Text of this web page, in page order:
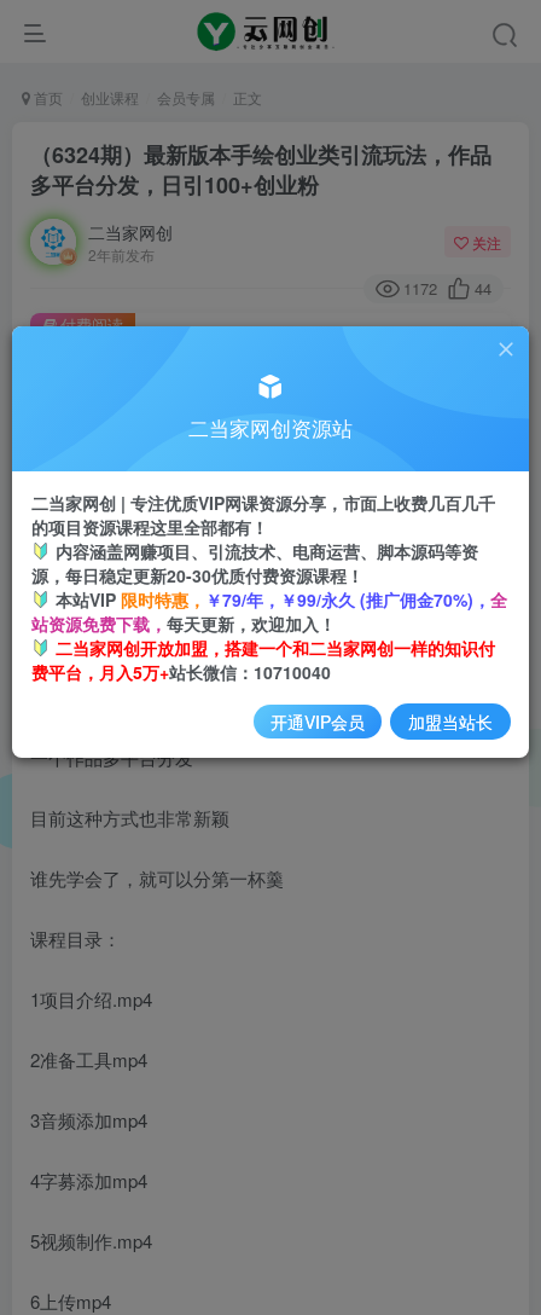
首页 创业课程 会员专属 正文
（6324期）最新版本手绘创业类引流玩法，作品
多平台分发，日引100+创业粉
二当家网创
2年前发布
关注
1172 44
此内容为付费阅读，请付费后查看
会员专属资源
会员免费
开通会员
付费阅读
一个作品多平台分发
目前这种方式也非常新颖
谁先学会了，就可以分第一杯羹
课程目录：
1项目介绍.mp4
2准备工具mp4
3音频添加mp4
4字募添加mp4
5视频制作.mp4
6上传mp4
二当家网创资源站
二当家网创 | 专注优质VIP网课资源分享，市面上收费几百几千
的项目资源课程这里全部都有！
内容涵盖网赚项目、引流技术、电商运营、脚本源码等资
源，每日稳定更新20-30优质付费资源课程！
本站VIP 限时特惠， ￥79/年，￥99/永久 (推广佣金70%)， 全
站资源免费下载， 每天更新，欢迎加入！
二当家网创开放加盟，搭建一个和二当家网创一样的知识付
费平台，月入5万+站长微信：10710040
开通VIP会员 加盟当站长